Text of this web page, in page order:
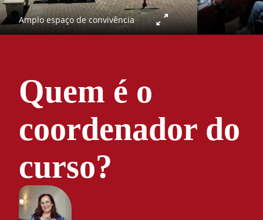
Amplo espaço de convivência
Quem é o
coordenador do
curso?